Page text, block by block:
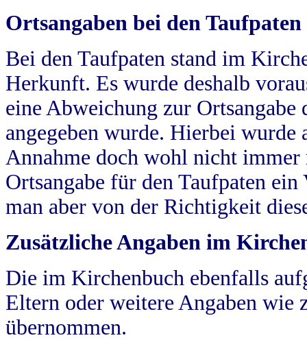
Ortsangaben bei den Taufpaten
Bei den Taufpaten stand im
Herkunft. Es wurde deshalb
eine Abweichung zur
angegeben wurde. Hierbei wurde
Annahme doch wohl nicht
Ortsangabe für den Taufpaten
man aber von der Richtigkeit
Zusätzliche Angaben im
Die im Kirchenbuch ebenfalls
Eltern oder weitere Angaben wie
übernommen.